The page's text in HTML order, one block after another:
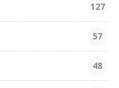
127
57
48